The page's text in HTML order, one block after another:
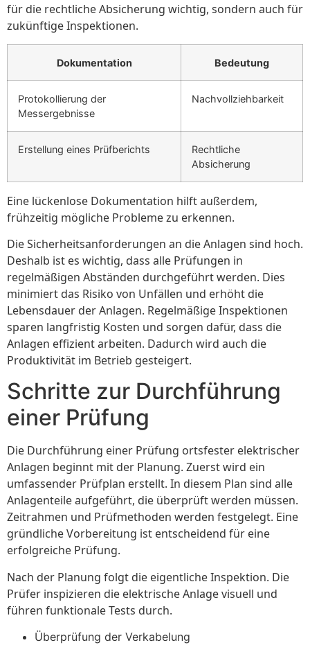
für die rechtliche Absicherung wichtig, sondern auch für
zukünftige Inspektionen.
Dokumentation Bedeutung
Protokollierung der
Messergebnisse
Nachvollziehbarkeit
Erstellung eines Prüfberichts
Rechtliche
Absicherung
Eine lückenlose Dokumentation hilft außerdem,
frühzeitig mögliche Probleme zu erkennen.
Die Sicherheitsanforderungen an die Anlagen sind hoch.
Deshalb ist es wichtig, dass alle Prüfungen in
regelmäßigen Abständen durchgeführt werden. Dies
minimiert das Risiko von Unfällen und erhöht die
Lebensdauer der Anlagen. Regelmäßige Inspektionen
sparen langfristig Kosten und sorgen dafür, dass die
Anlagen effizient arbeiten. Dadurch wird auch die
Produktivität im Betrieb gesteigert.
Schritte zur Durchführung
einer Prüfung
Die Durchführung einer Prüfung ortsfester elektrischer
Anlagen beginnt mit der Planung. Zuerst wird ein
umfassender Prüfplan erstellt. In diesem Plan sind alle
Anlagenteile aufgeführt, die überprüft werden müssen.
Zeitrahmen und Prüfmethoden werden festgelegt. Eine
gründliche Vorbereitung ist entscheidend für eine
erfolgreiche Prüfung.
Nach der Planung folgt die eigentliche Inspektion. Die
Prüfer inspizieren die elektrische Anlage visuell und
führen funktionale Tests durch.
Überprüfung der Verkabelung